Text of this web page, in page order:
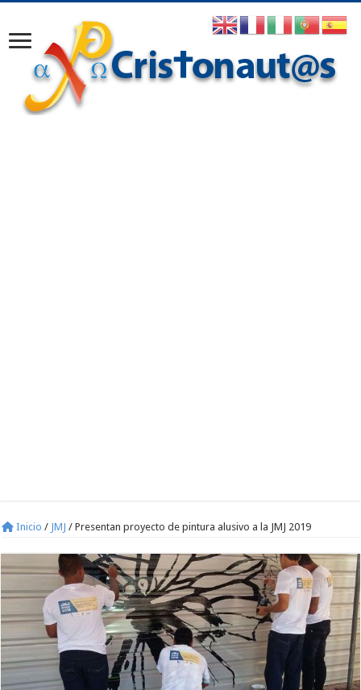
Inicio / JMJ / Presentan proyecto de pintura alusivo a la JMJ 2019